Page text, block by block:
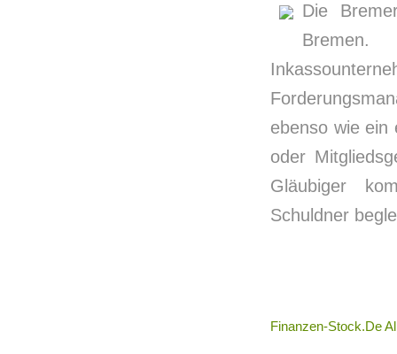
Die
ebenso wie ein
oder
Gläubiger
Schuldner
Finanzen-Stock.de